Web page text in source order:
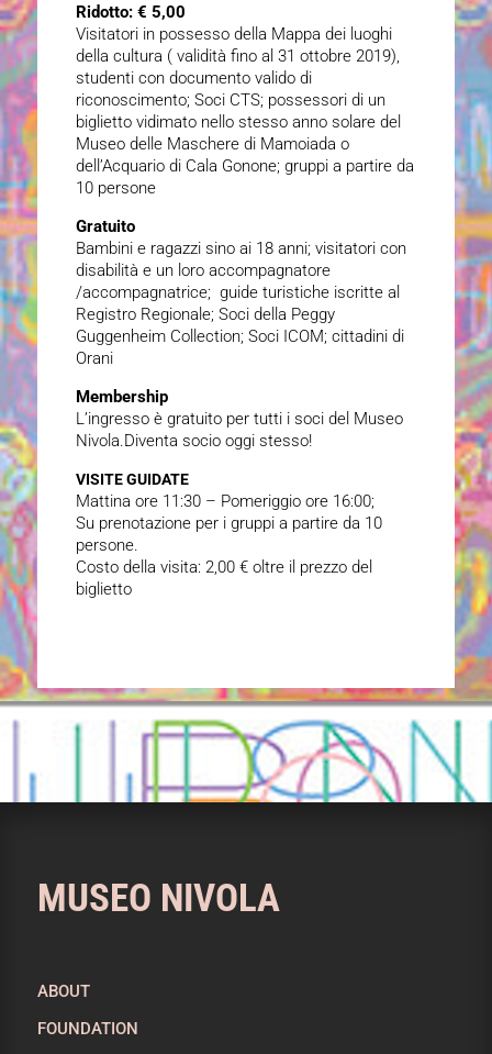
Ridotto: € 5,00
Visitatori in possesso della Mappa dei luoghi
della cultura ( validità fino al 31 ottobre 2019),
studenti con documento valido di
riconoscimento; Soci CTS; possessori di un
biglietto vidimato nello stesso anno solare del
Museo delle Maschere di Mamoiada o
dell’Acquario di Cala Gonone; gruppi a partire da
10 persone
Gratuito
Bambini e ragazzi sino ai 18 anni; visitatori con
disabilità e un loro accompagnatore
/accompagnatrice; guide turistiche iscritte al
Registro Regionale; Soci della Peggy
Guggenheim Collection; Soci ICOM; cittadini di
Orani
Membership
L’ingresso è gratuito per tutti i soci del Museo
Nivola.Diventa socio oggi stesso!
VISITE GUIDATE
Mattina ore 11:30 – Pomeriggio ore 16:00;
Su prenotazione per i gruppi a partire da 10
persone.
Costo della visita: 2,00 € oltre il prezzo del
biglietto
MUSEO NIVOLA
ABOUT
FOUNDATION